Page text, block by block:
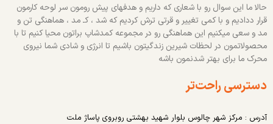
حالا ما این سوال رو با شعاری که داریم و هدفهای پیش رومون سر لوحه کارمون
قرار ددادیم و با کمی تغییر و قرتی ترش کردیم که شد ، کـ مد ، هماهنگی تن و
مد و سعی میکنیم این هماهنگی رو در مجموعه کمدشاپ براتون محیا کنیم تا با
محصولاتمون در لحظات شیرین زندگیتون باشیم تا انرژی و شادی شما نیروی
محرک ما برای بهتر شدنمون باشه
دسترسی راحت‌تر
آدرس : مرکز شهر چالوس بلوار شهید بهشتی روبروی پاساژ ملت